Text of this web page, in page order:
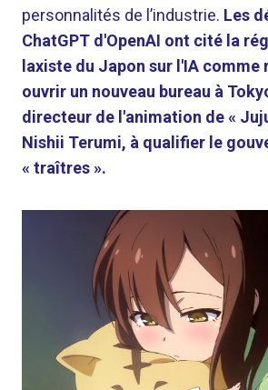
personnalités de l’industrie. Les
ChatGPT d'OpenAI ont cité la
laxiste du Japon sur l'IA comme
ouvrir un nouveau bureau à
directeur de l'animation de «
Nishii Terumi, à qualifier le
« traîtres ».